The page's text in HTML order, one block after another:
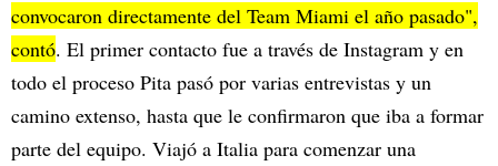
convocaron directamente del Team Miami el año pasado",
contó. El primer contacto fue a través de Instagram y en
todo el proceso Pita pasó por varias entrevistas y un
camino extenso, hasta que le confirmaron que iba a formar
parte del equipo. Viajó a Italia para comenzar una